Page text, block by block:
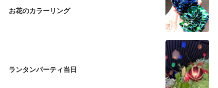
お花のカラーリング
ランタンパーティ当日